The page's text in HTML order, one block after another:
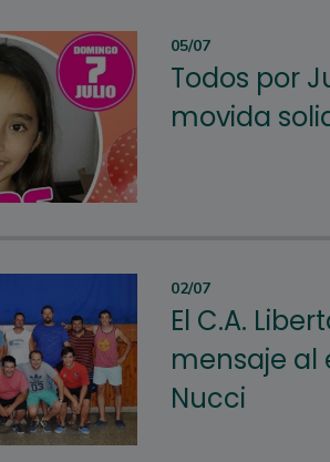
05/07
Todos por
movida
02/07
El C.A.
mensaje al
Nucci